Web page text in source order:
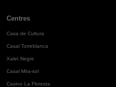
Centres
Casa de Cultura
Casal Torreblanca
Xalet Negre
Casal Mira-sol
Casino La Floresta